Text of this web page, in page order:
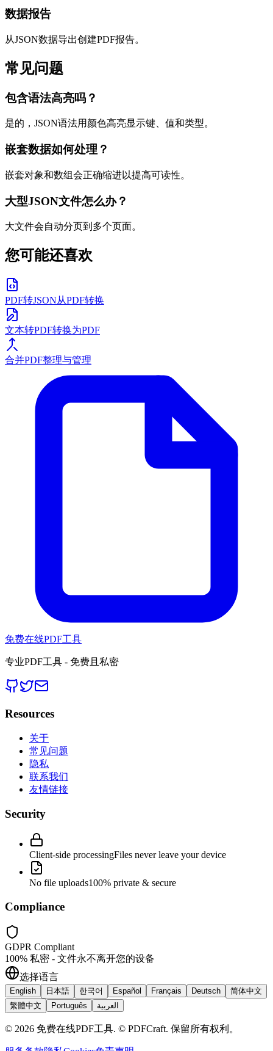
数据报告
从JSON数据导出创建PDF报告。
常见问题
包含语法高亮吗？
是的，JSON语法用颜色高亮显示键、值和类型。
嵌套数据如何处理？
嵌套对象和数组会正确缩进以提高可读性。
大型JSON文件怎么办？
大文件会自动分页到多个页面。
您可能还喜欢
PDF转JSON从PDF转换
文本转PDF转换为PDF
合并PDF整理与管理
免费在线PDF工具
专业PDF工具 - 免费且私密
Resources
关于
常见问题
隐私
联系我们
友情链接
Security
Client-side processingFiles never leave your device
No file uploads100% private & secure
Compliance
GDPR Compliant
100% 私密 - 文件永不离开您的设备
选择语言
English 日本語 한국어 Español Français Deutsch
简体中文
繁體中文
Português العربية
© 2026 免费在线PDF工具. © PDFCraft. 保留所有权利。